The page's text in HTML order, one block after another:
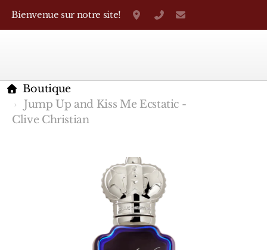
Bienvenue sur notre site! Grand-Rue 38, Genève
+41 22 310 38 75
Boutique
Jump Up and Kiss Me Ecstatic -
Clive Christian